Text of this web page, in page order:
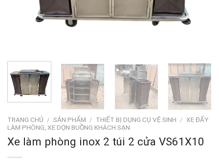
TRANG CHỦ / SẢN PHẨM / THIẾT BỊ DỤNG CỤ VỆ SINH / XE ĐẨY
LÀM PHÒNG, XE DỌN BUỒNG KHÁCH SẠN
Xe làm phòng inox 2 túi 2 cửa VS61X10